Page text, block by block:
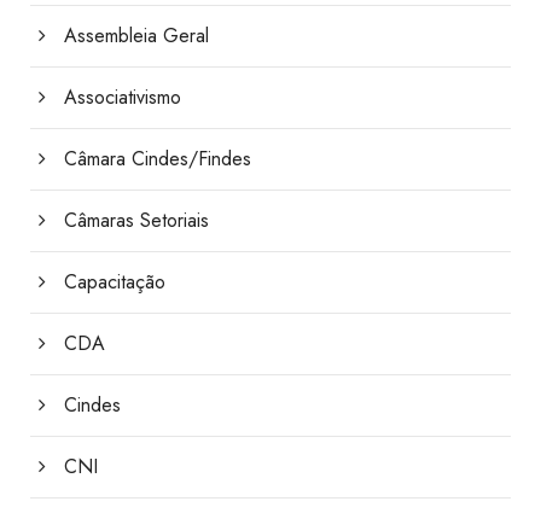
Assembleia Geral
Associativismo
Câmara Cindes/Findes
Câmaras Setoriais
Capacitação
CDA
Cindes
CNI